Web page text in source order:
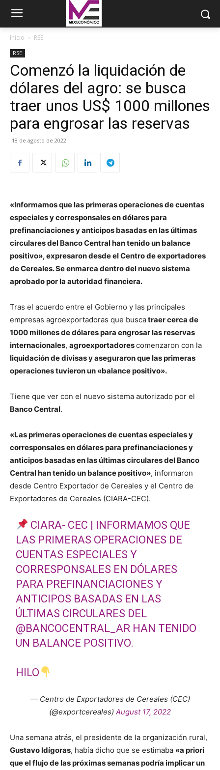
Inicio RSE
RSE
Comenzó la liquidación de
dólares del agro: se busca
traer unos US$ 1000 millones
para engrosar las reservas
18 de agosto de 2022
«Informamos que las primeras operaciones de cuentas
especiales y corresponsales en dólares para
prefinanciaciones y anticipos basadas en las últimas
circulares del Banco Central han tenido un balance
positivo», expresaron desde el Centro de exportadores
de Cereales. Se enmarca dentro del nuevo sistema
aprobado por la autoridad financiera.
Tras el acuerdo entre el Gobierno y las principales
empresas agroexportadoras que buscatraer cerca de
1000 millones de dólares para engrosar las reservas
internacionales, agroexportadorescomenzaron con la
liquidación de divisas y aseguraron que las primeras
operaciones tuvieron un «balance positivo».
Tiene que ver con el nuevo sistema autorizado por el
Banco Central.
«Las primeras operaciones de cuentas especiales y
corresponsales en dólares para prefinanciaciones y
anticipos basadas en las últimas circulares del Banco
Central han tenido un balance positivo», informaron
desde Centro Exportador de Cereales y el Centro de
Exportadores de Cereales (CIARA-CEC).
CIARA- CEC | INFORMAMOS QUE
LAS PRIMERAS OPERACIONES DE
CUENTAS ESPECIALES Y
CORRESPONSALES EN DÓLARES
PARA PREFINANCIACIONES Y
ANTICIPOS BASADAS EN LAS
ÚLTIMAS CIRCULARES DEL
@BANCOCENTRAL_AR HAN TENIDO
UN BALANCE POSITIVO.
HILO
— Centro de Exportadores de Cereales (CEC)
(@exportcereales) August 17, 2022
Una semana atrás, el presidente de la organización rural,
Gustavo Idígoras, había dicho que se estimaba «a priori
que el flujo de las próximas semanas podría implicar un